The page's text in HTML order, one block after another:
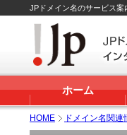
JPドメイン名のサービス案
ホーム
HOME ドメイン名関連